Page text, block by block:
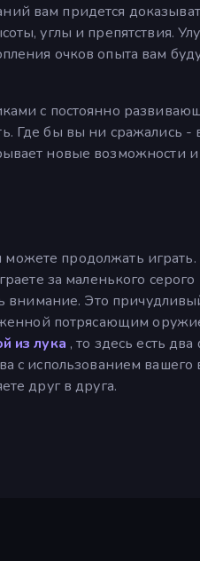
вам придется
углы и препятствия.
очков опыта вам
с постоянно
Где бы вы ни сражались -
новые возможности
можете продолжать играть.
за маленького
внимание. Это
потрясающим
из лука , то здесь есть
с использованием вашего
друг в друга.